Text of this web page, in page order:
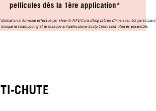
pellicules dès la 1ère application*
à domicile effectué par How-To NPD Consulting LTD en Chine avec 63
le shampooing et le masque antipelliculaire Scalp Clinix sont utilisés ensemble.
CHUTE